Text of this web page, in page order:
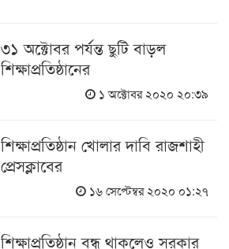
৩১ অক্টোবর পর্যন্ত ছুটি বাড়ল
শিক্ষাপ্রতিষ্ঠানের
১ অক্টোবর ২০২০ ২০:৩৯
শিক্ষাপ্রতিষ্ঠান খোলার দাবি রাজশাহী
প্রেসক্লাবের
১৬ সেপ্টেম্বর ২০২০ ০১:২৭
শিক্ষাপ্রতিষ্ঠান বন্ধ থাকলেও সরকার